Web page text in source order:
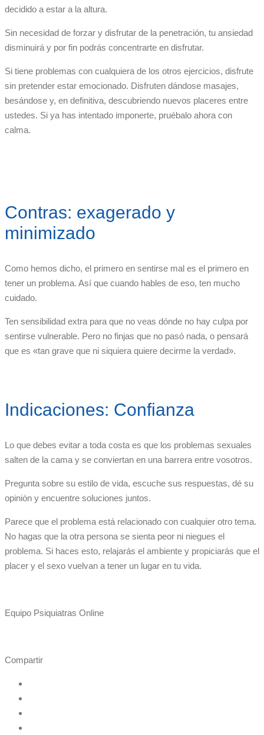
decidido a estar a la altura.
Sin necesidad de forzar y disfrutar de la penetración, tu ansiedad
disminuirá y por fin podrás concentrarte en disfrutar.
Si tiene problemas con cualquiera de los otros ejercicios, disfrute
sin pretender estar emocionado. Disfruten dándose masajes,
besándose y, en definitiva, descubriendo nuevos placeres entre
ustedes. Si ya has intentado imponerte, pruébalo ahora con
calma.
Contras: exagerado y
minimizado
Como hemos dicho, el primero en sentirse mal es el primero en
tener un problema. Así que cuando hables de eso, ten mucho
cuidado.
Ten sensibilidad extra para que no veas dónde no hay culpa por
sentirse vulnerable. Pero no finjas que no pasó nada, o pensará
que es «tan grave que ni siquiera quiere decirme la verdad».
Indicaciones: Confianza
Lo que debes evitar a toda costa es que los problemas sexuales
salten de la cama y se conviertan en una barrera entre vosotros.
Pregunta sobre su estilo de vida, escuche sus respuestas, dé su
opinión y encuentre soluciones juntos.
Parece que el problema está relacionado con cualquier otro tema.
No hagas que la otra persona se sienta peor ni niegues el
problema. Si haces esto, relajarás el ambiente y propiciarás que el
placer y el sexo vuelvan a tener un lugar en tu vida.
Equipo Psiquiatras Online
Compartir